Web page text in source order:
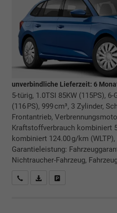
unverbindliche Lieferzeit: 6
5-türig, 1.0TSI 85KW (115PS), 6-
(116 PS), 999 cm³, 3 Zylinder,
Frontantrieb,
Kraftstoffverbrauch kombiniert
kombiniert 124.00 g/km (WLTP),
Garantieleistung:
Nichtraucher-Fahrzeug,
Rückrufbitte absenden
PDF-Datei, Fahrzeugexposé